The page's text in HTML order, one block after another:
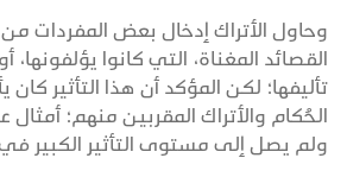
وحاول الأتراك إدخال بعض
القصائد المغناة، التي كانوا
تأليفها؛ لكن المؤكد أن هذا التأثير
الحُكام والأتراك المقربين منهم؛
ولم يصل إلى مستوى التأثير الكبير في